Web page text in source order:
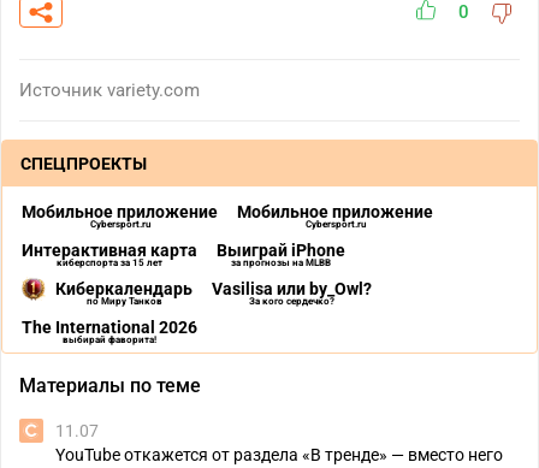
0
Источник variety.com
СПЕЦПРОЕКТЫ
Мобильное приложение
Cybersport.ru
Мобильное приложение
Cybersport.ru
Интерактивная карта
киберспорта за 15 лет
Выиграй iPhone
за прогнозы на MLBB
Киберкалендарь
по Миру Танков
Vasilisa или by_Owl?
За кого сердечко?
The International 2026
выбирай фаворита!
Материалы по теме
11.07
YouTube откажется от раздела «В тренде» — вместо него